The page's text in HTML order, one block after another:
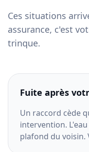
Ces situations
assurance, c'est
trinque.
Fuite après
Un raccord cède
intervention.
plafond du voisin.